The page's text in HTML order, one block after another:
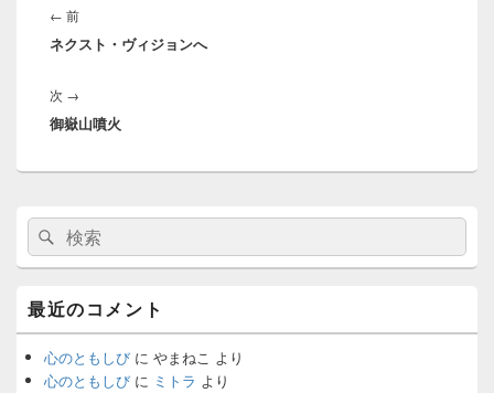
稿
ナ
ゲ
ー
シ
← 前前
の
ネクスト・ヴィジョンへ
次 →
の
稿:
御嶽山噴火
メ
ン
サ
ド
バ
ー
ウ
検
索:
検
索
最近のコメント
心のともしび に やまねこ より
心のともしび に ミトラ より